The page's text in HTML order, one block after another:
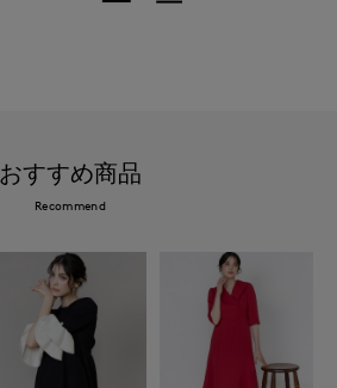
おすすめ商品
Recommend